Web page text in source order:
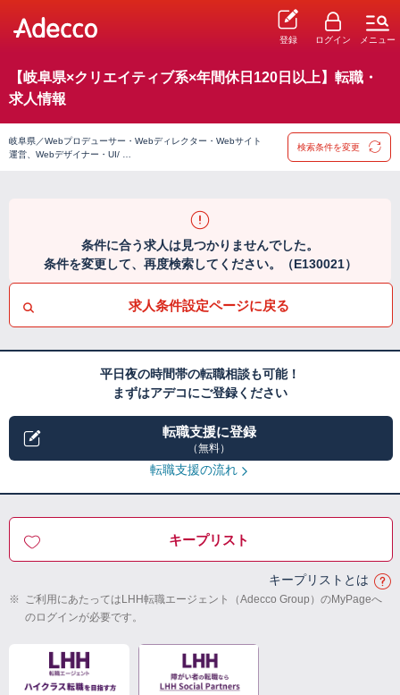
登録 ログイン メニュー
【岐阜県×クリエイティブ系×年間休日120日以上】転職・
求人情報
岐阜県／Webプロデューサー・Webディレクター・Webサイト
運営、Webデザイナー・UI/ …
検索条件を変更
条件に合う求人は見つかりませんでした。
条件を変更して、再度検索してください。（E130021）
求人条件設定ページに戻る
平日夜の時間帯の転職相談も可能！
まずはアデコにご登録ください
転職支援に登録
（無料）
転職支援の流れ
キープリスト
キープリストとは
※ ご利用にあたってはLHH転職エージェント（Adecco Group）のMyPageへ
のログインが必要です。